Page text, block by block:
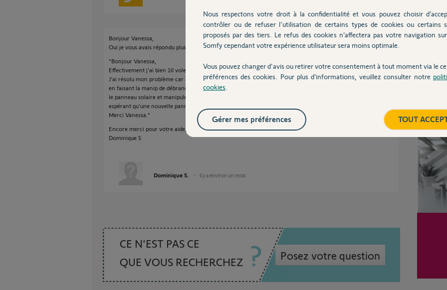
Bonjour Vanessa,
Oui je vous avais répondu plus haut dans la discussion.
"Bonjour Vanessa,
Effectivement j'ai bien 10 volets !
J'ai résolu mon problème car le volet était au rez-de- chaussée en démontant le coffre et
en faisant la manip de débrancher et rebrancher 2s / 7s la batterie après avoir déconnecté
le panneau solaire et manipulé la prog du boîtier RS100.à la fin Tout est OK maintenant. En
espérant qu'une nouvelle panne n'ai pas lieu à l'étage... !
Merci Vanessa."
Encore merci pour votre aide, bonne journée
Dominique S
Dominique S. il y a environ un mois
CE N'EST PAS CE
QUE VOUS RECHERCHEZ
Posez votre question
suite mise à jour Tahoma mes volets RTS ne
Nous respectons votre droit à la confidentialité et vous pouvez choisir
contrôler ou de refuser l'utilisation de certains types de cookies ou certains
proposés par des tiers. Le refus des cookies n’affectera pas votre navigation
Somfy cependant votre expérience utilisateur sera moins optimale.
Vous pouvez changer d'avis ou retirer votre consentement à tout moment via le
préférences des cookies. Pour plus d’informations, veuillez consulter notre
cookies
TOUT
Gérer mes préférences